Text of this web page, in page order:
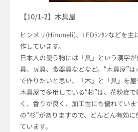
【10/1-2】木具屋
ヒンメリ(Himmeli)、LEDﾗﾝﾀﾝなどを主
作しています。
日本人の使う物には「具」という漢字
具、玩具、食器具などなど。“木具屋”
で作りたいと思い、「木」と「具」を屋
木具屋で多用している“杉”は、花粉症
く、香りが良く、加工性にも優れてい
の“杉”がありますので、どんどん有効
ています。